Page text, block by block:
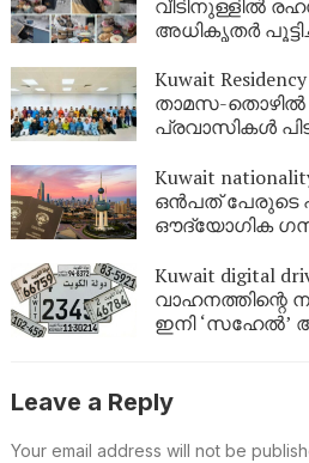
വീടിനുള്ളിൽ
അധികൃതർ
Kuwait
താമസ-തൊഴിൽ
പ്രവാസികൾ
Kuwait
ഒൻപത് പേരുടെ
ഔദ്യോഗിക
Kuwait digital
വാഹനത്തിന്റെ
ഇനി ‘സഹേൽ’
Leave a Reply
Your email address will not be